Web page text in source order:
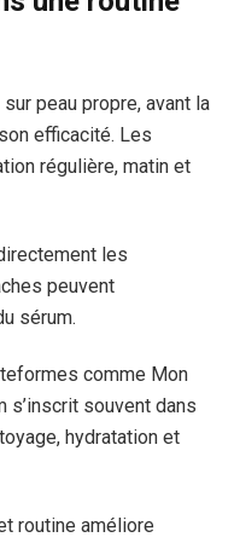
peau propre, avant la
efficacité. Les
régulière, matin et
les
peuvent
sérum.
comme Mon
s’inscrit souvent dans
hydratation et
routine améliore